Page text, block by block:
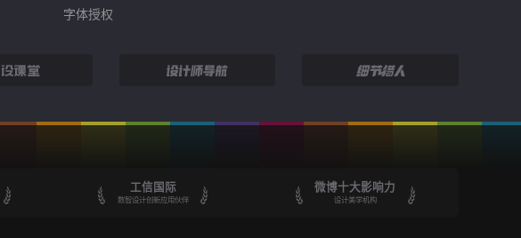
字体授权
工信国际
数智设计创新应用伙伴
微博十大影响力
设计美学机构